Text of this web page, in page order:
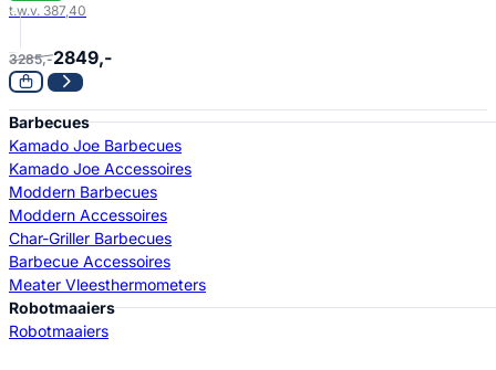
t.w.v. 387,40
3285,-2849,-
Barbecues
Kamado Joe Barbecues
Kamado Joe Accessoires
Moddern Barbecues
Moddern Accessoires
Char-Griller Barbecues
Barbecue Accessoires
Meater Vleesthermometers
Robotmaaiers
Robotmaaiers